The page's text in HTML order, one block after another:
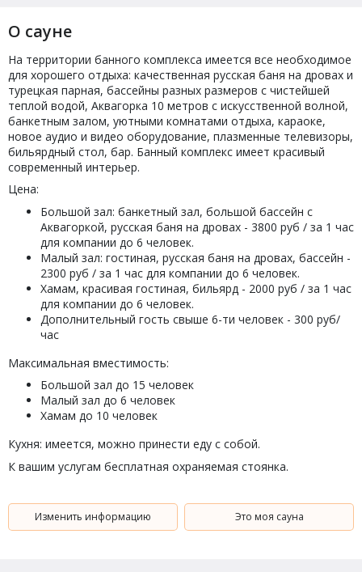
О сауне
На территории банного комплекса имеется все необходимое
для хорошего отдыха: качественная русская баня на дровах и
турецкая парная, бассейны разных размеров с чистейшей
теплой водой, Аквагорка 10 метров с искусственной волной,
банкетным залом, уютными комнатами отдыха, караоке,
новое аудио и видео оборудование, плазменные телевизоры,
бильярдный стол, бар. Банный комплекс имеет красивый
современный интерьер.
Цена:
Большой зал: банкетный зал, большой бассейн с
Аквагоркой, русская баня на дровах - 3800 руб / за 1 час
для компании до 6 человек.
Малый зал: гостиная, русская баня на дровах, бассейн -
2300 руб / за 1 час для компании до 6 человек.
Хамам, красивая гостиная, бильярд - 2000 руб / за 1 час
для компании до 6 человек.
Дополнительный гость свыше 6-ти человек - 300 руб/
час
Максимальная вместимость:
Большой зал до 15 человек
Малый зал до 6 человек
Хамам до 10 человек
Кухня: имеется, можно принести еду с собой.
К вашим услугам бесплатная охраняемая стоянка.
Изменить информацию Это моя сауна